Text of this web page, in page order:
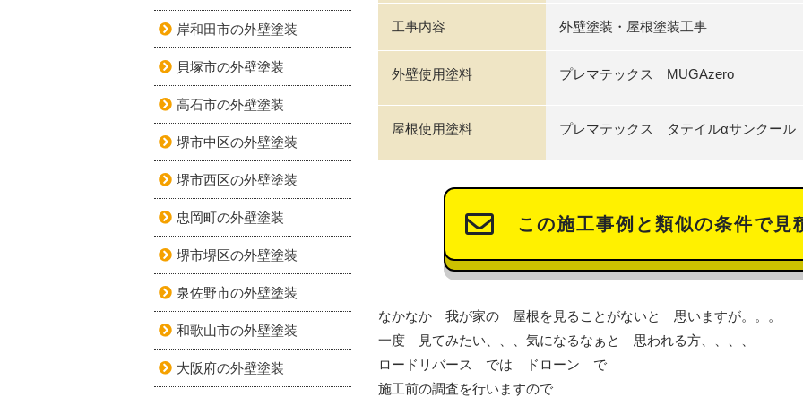
工事内容 外壁塗装・屋根塗装工事
外壁使用塗料 プレマテックス MUGAzero
屋根使用塗料 プレマテックス タテイルαサンクール
この施工事例と類似の条件で見
なかなか 我が家の 屋根を見ることがないと 思いますが。。。
一度 見てみたい、、、気になるなぁと 思われる方、、、、
ロードリバース では ドローン で
施工前の調査を行いますので
岸和田市の外壁塗装
貝塚市の外壁塗装
高石市の外壁塗装
堺市中区の外壁塗装
堺市西区の外壁塗装
忠岡町の外壁塗装
堺市堺区の外壁塗装
泉佐野市の外壁塗装
和歌山市の外壁塗装
大阪府の外壁塗装